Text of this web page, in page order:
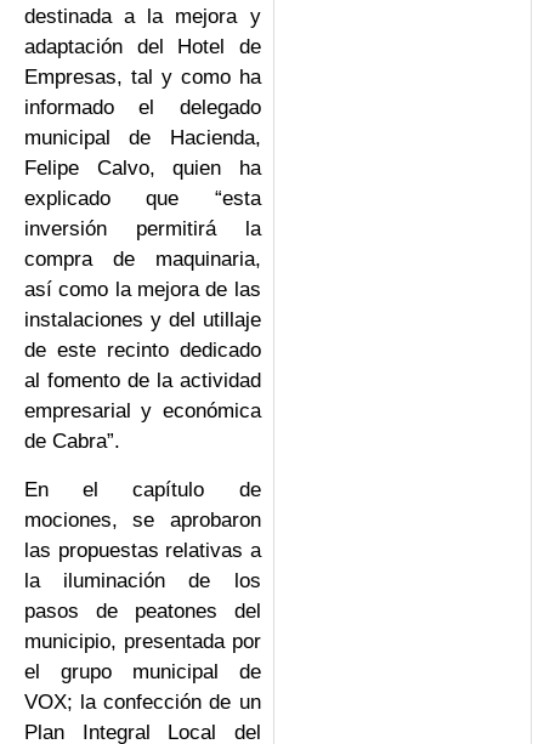
destinada a la mejora y
adaptación del Hotel de
Empresas, tal y como ha
informado el delegado
municipal de Hacienda,
Felipe Calvo, quien ha
explicado que “esta
inversión permitirá la
compra de maquinaria,
así como la mejora de las
instalaciones y del utillaje
de este recinto dedicado
al fomento de la actividad
empresarial y económica
de Cabra”.
En el capítulo de
mociones, se aprobaron
las propuestas relativas a
la iluminación de los
pasos de peatones del
municipio, presentada por
el grupo municipal de
VOX; la confección de un
Plan Integral Local del